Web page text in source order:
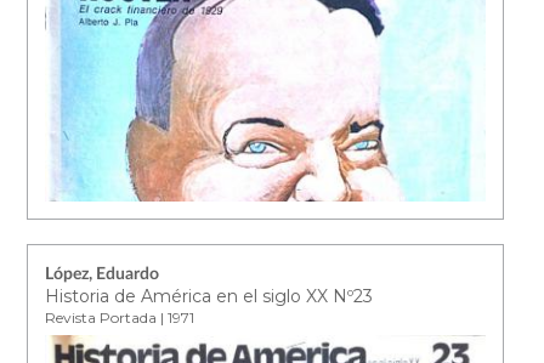
López, Eduardo
Historia de América en el siglo XX Nº23
Revista Portada | 1971